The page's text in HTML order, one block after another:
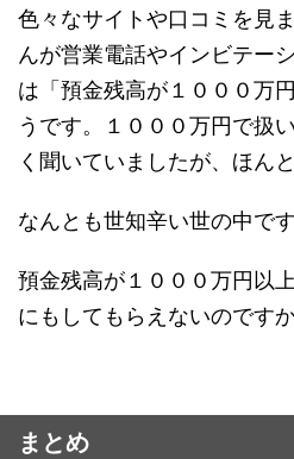
色々なサイトや口コミを見
んが営業電話やインビテー
は「預金残高が１０００万
うです。１０００万円で扱
く聞いていましたが、ほん
なんとも世知辛い世の中です
預金残高が１０００万円以
にもしてもらえないのです
まとめ